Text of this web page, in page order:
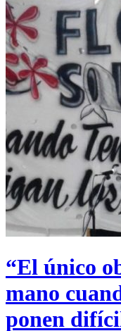
“El único
mano
ponen